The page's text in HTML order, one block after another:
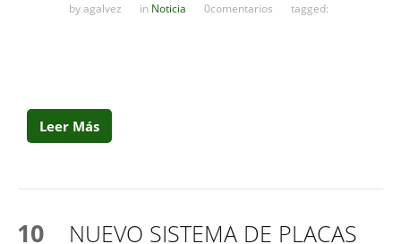
byagalvez in Noticia 0comentarios tagged:
Leer Más
10
NUEVO SISTEMA DE PLACAS